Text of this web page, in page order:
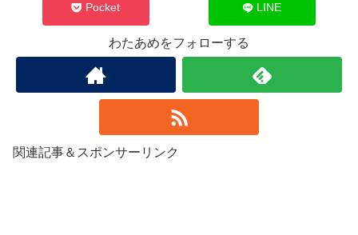
Pocket LINE
わたあめをフォローする
関連記事＆スポンサーリンク